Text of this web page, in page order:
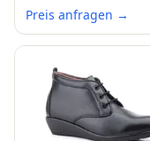
Preis anfragen →